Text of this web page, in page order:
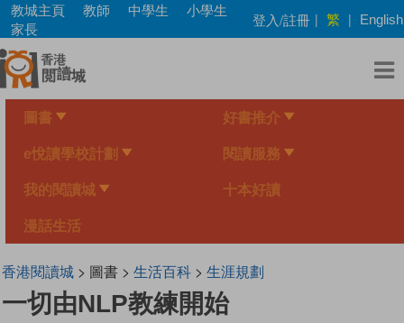
Skip
main
content
教城主頁 教師 中學生
小學生
家長
登入/註冊 | 繁 | English
圖書 好書推介
e悅讀學校計劃 閱讀服務
我的閱讀城 十本好讀
漫話生活
香港閱讀城> 圖書 > 生活百科> 生涯規劃
一切由NLP教練開始